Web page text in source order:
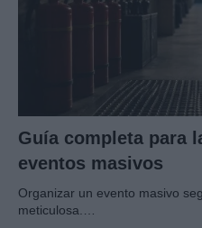
Guía completa para
eventos masivos
Organizar un evento masivo
meticulosa.…